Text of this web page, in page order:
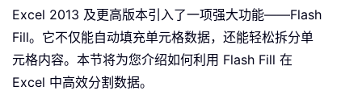
Excel 2013 及更高版本引入了一项强大功能——Flash
Fill。它不仅能自动填充单元格数据，还能轻松拆分单
元格内容。本节将为您介绍如何利用 Flash Fill 在
Excel 中高效分割数据。